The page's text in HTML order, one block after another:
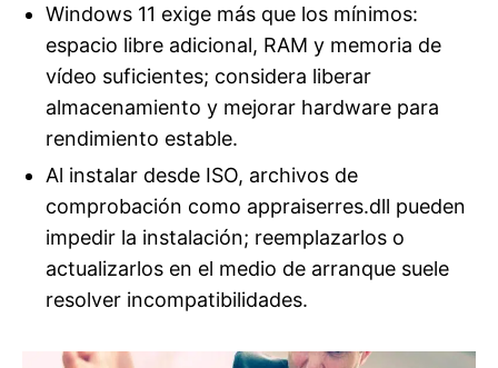
Windows 11 exige más que los mínimos:
espacio libre adicional, RAM y memoria de
vídeo suficientes; considera liberar
almacenamiento y mejorar hardware para
rendimiento estable.
Al instalar desde ISO, archivos de
comprobación como appraiserres.dll pueden
impedir la instalación; reemplazarlos o
actualizarlos en el medio de arranque suele
resolver incompatibilidades.